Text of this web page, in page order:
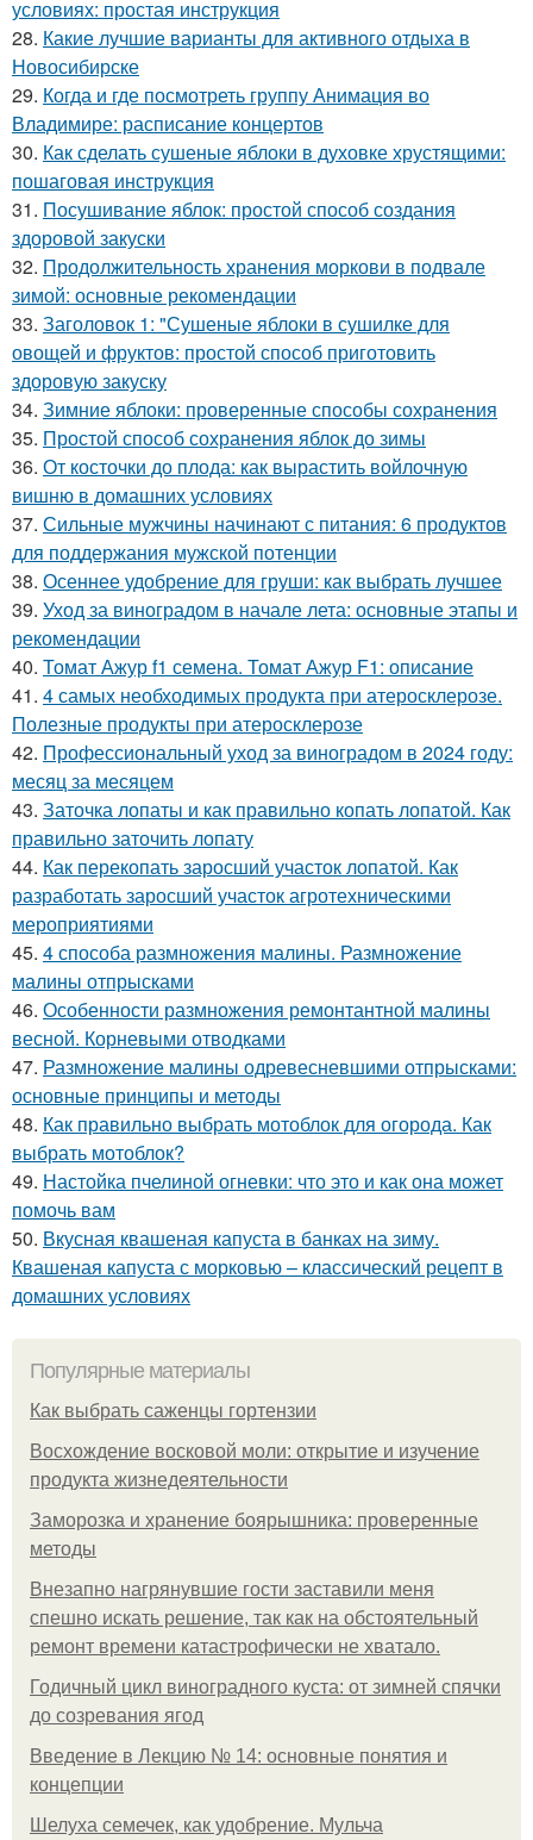
условиях: простая инструкция
28. Какие лучшие варианты для активного отдыха в
Новосибирске
29. Когда и где посмотреть группу Анимация во
Владимире: расписание концертов
30. Как сделать сушеные яблоки в духовке хрустящими:
пошаговая инструкция
31. Посушивание яблок: простой способ создания
здоровой закуски
32. Продолжительность хранения моркови в подвале
зимой: основные рекомендации
33. Заголовок 1: "Сушеные яблоки в сушилке для
овощей и фруктов: простой способ приготовить
здоровую закуску
34. Зимние яблоки: проверенные способы сохранения
35. Простой способ сохранения яблок до зимы
36. От косточки до плода: как вырастить войлочную
вишню в домашних условиях
37. Сильные мужчины начинают с питания: 6 продуктов
для поддержания мужской потенции
38. Осеннее удобрение для груши: как выбрать лучшее
39. Уход за виноградом в начале лета: основные этапы и
рекомендации
40. Томат Ажур f1 семена. Томат Ажур F1: описание
41. 4 самых необходимых продукта при атеросклерозе.
Полезные продукты при атеросклерозе
42. Профессиональный уход за виноградом в 2024 году:
месяц за месяцем
43. Заточка лопаты и как правильно копать лопатой. Как
правильно заточить лопату
44. Как перекопать заросший участок лопатой. Как
разработать заросший участок агротехническими
мероприятиями
45. 4 способа размножения малины. Размножение
малины отпрысками
46. Особенности размножения ремонтантной малины
весной. Корневыми отводками
47. Размножение малины одревесневшими отпрысками:
основные принципы и методы
48. Как правильно выбрать мотоблок для огорода. Как
выбрать мотоблок?
49. Настойка пчелиной огневки: что это и как она может
помочь вам
50. Вкусная квашеная капуста в банках на зиму.
Квашеная капуста с морковью – классический рецепт в
домашних условиях
Популярные материалы
Как выбрать саженцы гортензии
Восхождение восковой моли: открытие и изучение
продукта жизнедеятельности
Заморозка и хранение боярышника: проверенные
методы
Внезапно нагрянувшие гости заставили меня
спешно искать решение, так как на обстоятельный
ремонт времени катастрофически не хватало.
Годичный цикл виноградного куста: от зимней спячки
до созревания ягод
Введение в Лекцию № 14: основные понятия и
концепции
Шелуха семечек, как удобрение. Мульча